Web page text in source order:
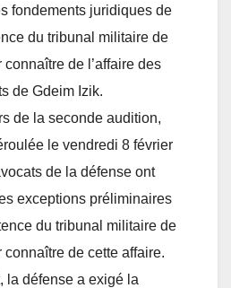
fondements juridiques de
du tribunal militaire de
connaître de l’affaire des
de Gdeim Izik.
de la seconde audition,
le vendredi 8 février
de la défense ont
exceptions préliminaires
du tribunal militaire de
connaître de cette affaire.
la défense a exigé la